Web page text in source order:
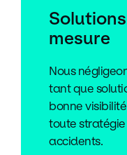
mesure
Nous
tant que
bonne
toute
accidents.